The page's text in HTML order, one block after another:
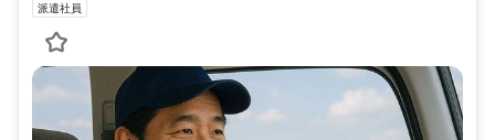
派遣社員